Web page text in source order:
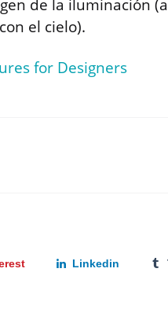
de la iluminación
el cielo).
for Designers
Linkedin